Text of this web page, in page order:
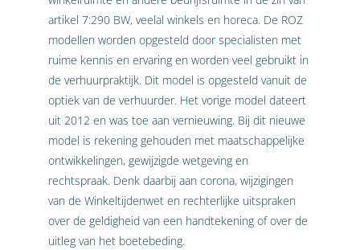
artikel 7:290 BW, veelal winkels en horeca. De ROZ
modellen worden opgesteld door specialisten met
ruime kennis en ervaring en worden veel gebruikt in
de verhuurpraktijk. Dit model is opgesteld vanuit de
optiek van de verhuurder. Het vorige model dateert
uit 2012 en was toe aan vernieuwing. Bij dit nieuwe
model is rekening gehouden met maatschappelijke
ontwikkelingen, gewijzigde wetgeving en
rechtspraak. Denk daarbij aan corona, wijzigingen
van de Winkeltijdenwet en rechterlijke uitspraken
over de geldigheid van een handtekening of over de
uitleg van het boetebeding.